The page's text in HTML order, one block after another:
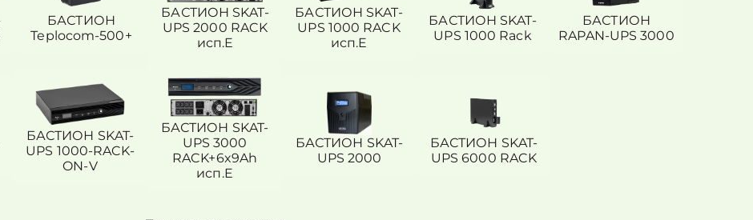
БАСТИОН
Teplocom-500+
БАСТИОН SKAT-
UPS 2000 RACK
исп.E
БАСТИОН SKAT-
UPS 1000 RACK
исп.E
БАСТИОН SKAT-
UPS 1000 Rack
БАСТИОН
RAPAN-UPS 3000
БАСТИОН SKAT-
UPS 1000-RACK-
ON-V
БАСТИОН SKAT-
UPS 3000
RACK+6x9Ah
исп.E
БАСТИОН SKAT-
UPS 2000
БАСТИОН SKAT-
UPS 6000 RACK